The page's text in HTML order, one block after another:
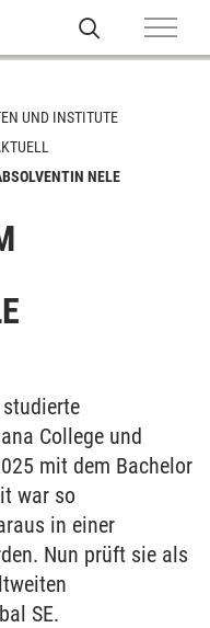
UND INSTITUTE
NELE
studierte
College und
mit dem Bachelor
war so
in einer
Nun prüft sie als
SE.